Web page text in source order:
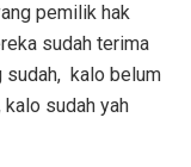
pemilik hak
sudah terima
sudah, kalo belum
sudah yah